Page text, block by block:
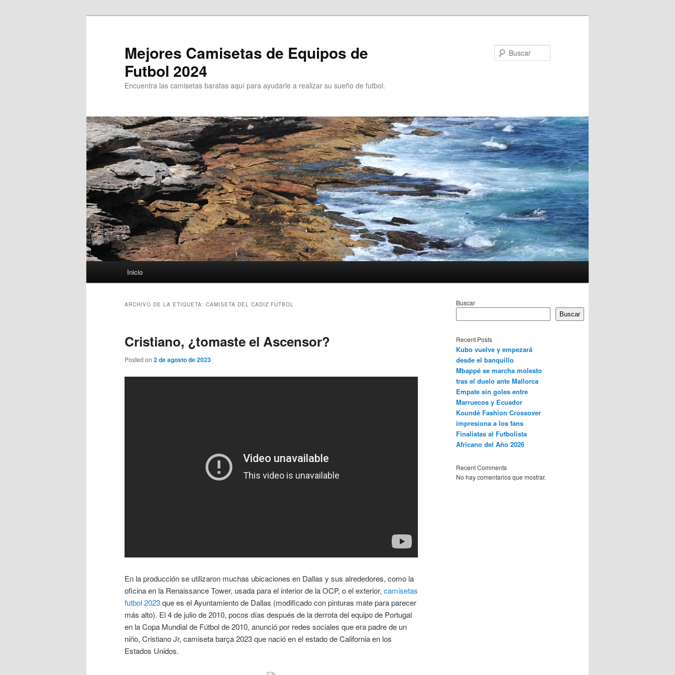
Mejores Camisetas de Equipos de
Futbol 2024
Encuentra las camisetas baratas aquí para ayudarle a realizar su sueño de futbol.
Inicio
ARCHIVO DE LA ETIQUETA: CAMISETA DEL CADIZ FUTBOL
Cristiano, ¿tomaste el Ascensor?
Posted on 2 de agosto de 2023
En la producción se utilizaron muchas ubicaciones en Dallas y sus alrededores, como la
oficina en la Renaissance Tower, usada para el interior de la OCP, o el exterior, camisetas
futbol 2023que es el Ayuntamiento de Dallas (modificado con pinturas mate para parecer
más alto). El 4 de julio de 2010, pocos días después de la derrota del equipo de Portugal
en la Copa Mundial de Fútbol de 2010, anunció por redes sociales que era padre de un
niño, Cristiano Jr, camiseta barça 2023 que nació en el estado de California en los
Estados Unidos.
Buscar
Buscar
Recent Posts
Kubo vuelve y empezará
desde el banquillo
Mbappé se marcha molesto
tras el duelo ante Mallorca
Empate sin goles entre
Marruecos y Ecuador
Koundé Fashion Crossover
impresiona a los fans
Finalistas al Futbolista
Africano del Año 2026
Recent Comments
No hay comentarios que mostrar.